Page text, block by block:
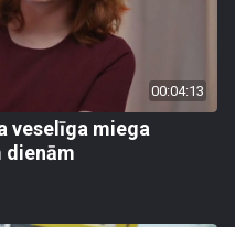
00:04:13
veselīga miega
dienām